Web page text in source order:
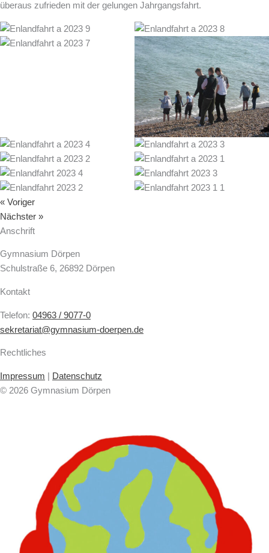
überaus zufrieden mit der gelungen Jahrgangsfahrt.
« Voriger
Nächster »
Anschrift
Gymnasium Dörpen
Schulstraße 6, 26892 Dörpen
Kontakt
Telefon: 04963 / 9077-0
sekretariat@gymnasium-doerpen.de
Rechtliches
Impressum
Datenschutz
© 2026 Gymnasium Dörpen